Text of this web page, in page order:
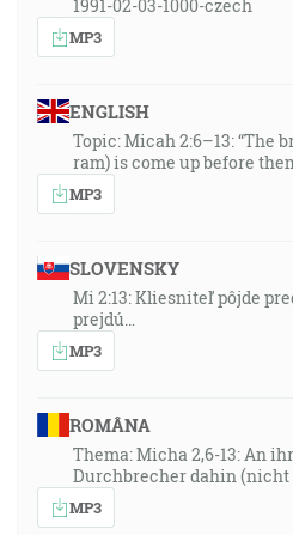
1991-02-03-1000-czech
MP3
ENGLISH
Topic: Micah 2:6–13: “The
ram) is come up before
MP3
SLOVENSKY
Mi 2:13: Kliesniteľ pôjde
prejdú…
MP3
ROMÂNA
Thema: Micha 2,6-13: An
Durchbrecher dahin (nicht
MP3